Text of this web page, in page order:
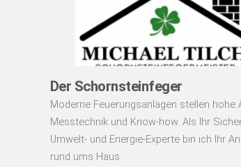
Der Schornsteinfeger
Moderne Feuerungsanlagen stellen hohe
Messtechnik und Know-how. Als Ihr
Umwelt- und Energie-Experte bin ich Ihr
rund ums Haus.